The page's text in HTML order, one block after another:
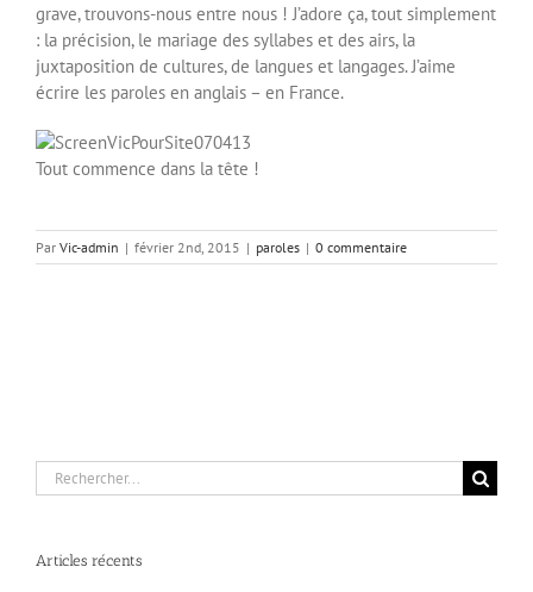
grave, trouvons-nous entre nous ! J’adore ça, tout simplement
: la précision, le mariage des syllabes et des airs, la
juxtaposition de cultures, de langues et langages. J’aime
écrire les paroles en anglais – en France.
Tout commence dans la tête !
Par Vic-admin | février 2nd, 2015 | paroles | 0 commentaire
Rechercher:
Articles récents